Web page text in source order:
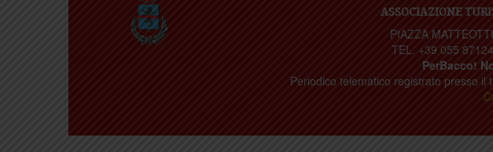
ASSOCIAZIONE
PIAZZA
TEL. +39 055
PerBacco!
Periodico telematico registrato presso